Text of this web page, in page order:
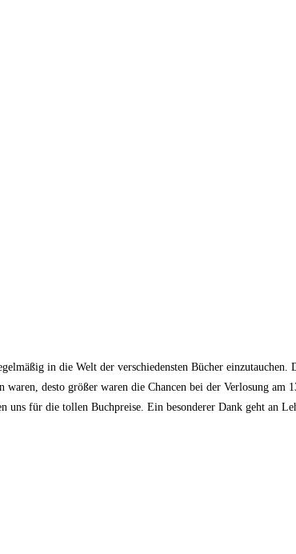
in die Welt der verschiedensten Bücher
desto größer waren die Chancen bei der Verlosung
für die tollen Buchpreise. Ein besonderer Dank geht an